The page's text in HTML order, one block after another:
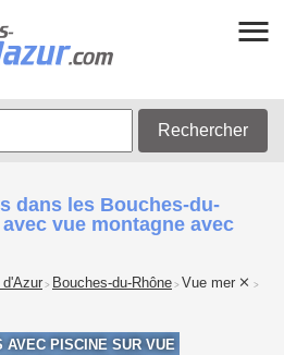
Rechercher
dans les Bouches-du-
vue montagne avec
> Bouches-du-Rhône > Vue mer >
AVEC PISCINE SUR VUE